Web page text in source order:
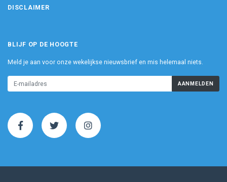
DISCLAIMER
BLIJF OP DE HOOGTE
Meld je aan voor onze wekelijkse nieuwsbrief en mis helemaal niets.
AANMELDEN